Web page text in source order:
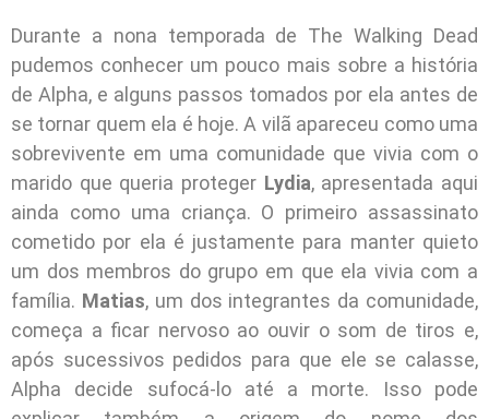
Durante a nona temporada de The Walking Dead
pudemos conhecer um pouco mais sobre a história
de Alpha, e alguns passos tomados por ela antes de
se tornar quem ela é hoje. A vilã apareceu como uma
sobrevivente em uma comunidade que vivia com o
marido que queria proteger Lydia, apresentada aqui
ainda como uma criança. O primeiro assassinato
cometido por ela é justamente para manter quieto
um dos membros do grupo em que ela vivia com a
família. Matias, um dos integrantes da comunidade,
começa a ficar nervoso ao ouvir o som de tiros e,
após sucessivos pedidos para que ele se calasse,
Alpha decide sufocá-lo até a morte. Isso pode